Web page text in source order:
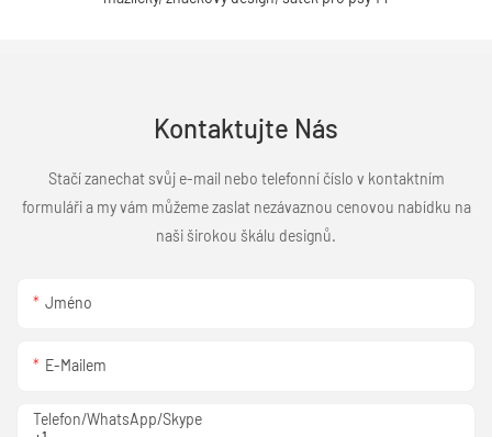
Kontaktujte Nás
Stačí zanechat svůj e-mail nebo telefonní číslo v kontaktním
formuláři a my vám můžeme zaslat nezávaznou cenovou nabídku na
naši širokou škálu designů.
Jméno
E-Mailem
Telefon/WhatsApp/Skype